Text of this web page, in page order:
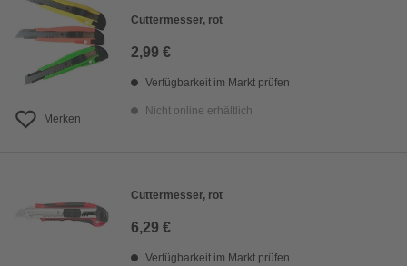
Merken
Cuttermesser, rot
2,99 €
Verfügbarkeit im Markt prüfen
Nicht online erhältlich
Cuttermesser, rot
6,29 €
Verfügbarkeit im Markt prüfen